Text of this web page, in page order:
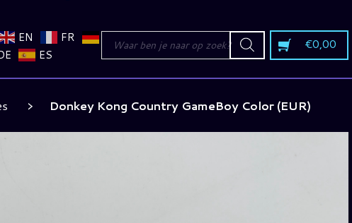
EN
FR
ES
Producten
zoeken €0,00
Donkey Kong Country GameBoy Color (EUR)